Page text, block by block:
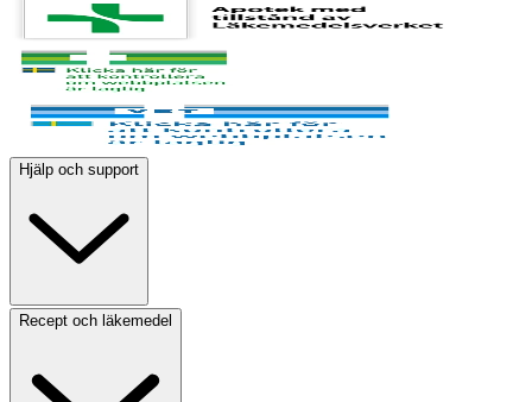
Hjälp och support
Recept och läkemedel